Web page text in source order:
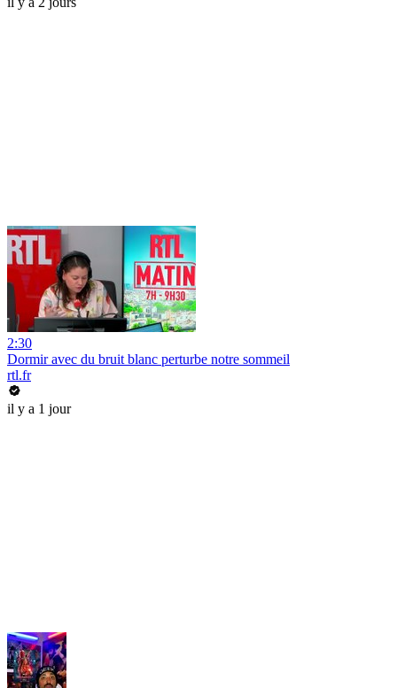
2:30
Dormir avec du bruit blanc perturbe notre sommeil
rtl.fr
il y a 1 jour